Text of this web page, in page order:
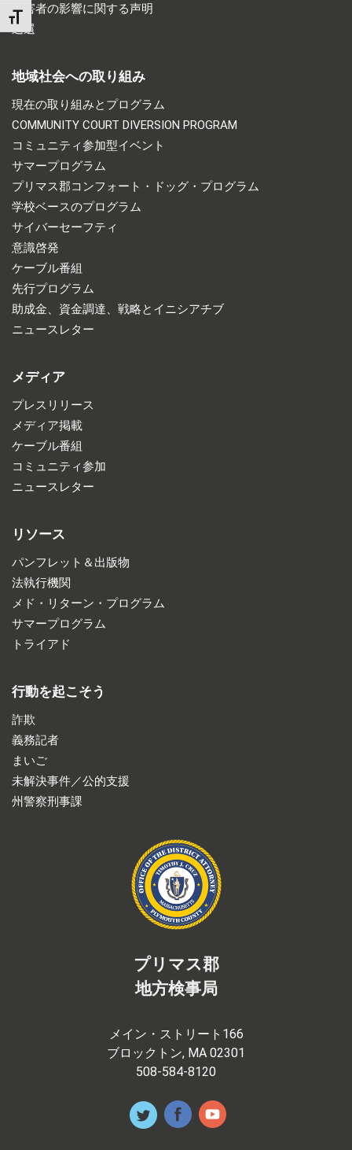
TOGGLE FONT SIZE
被害者の影響に関する声明
返還
地域社会への取り組み
現在の取り組みとプログラム
COMMUNITY COURT DIVERSION PROGRAM
コミュニティ参加型イベント
サマープログラム
プリマス郡コンフォート・ドッグ・プログラム
学校ベースのプログラム
サイバーセーフティ
意識啓発
ケーブル番組
先行プログラム
助成金、資金調達、戦略とイニシアチブ
ニュースレター
メディア
プレスリリース
メディア掲載
ケーブル番組
コミュニティ参加
ニュースレター
リソース
パンフレット＆出版物
法執行機関
メド・リターン・プログラム
サマープログラム
トライアド
行動を起こそう
詐欺
義務記者
まいご
未解決事件／公的支援
州警察刑事課
プリマス郡
地方検事局
メイン・ストリート166
ブロックトン, MA 02301
508-584-8120